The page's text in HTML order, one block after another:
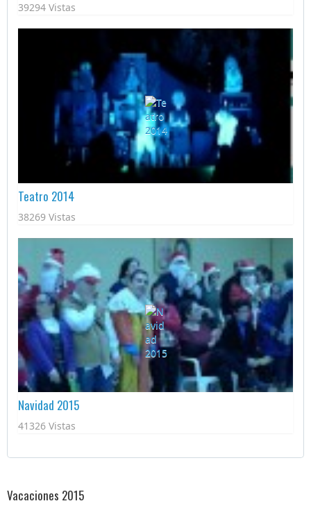
39294 Vistas
Teatro 2014
38269 Vistas
Navidad 2015
41326 Vistas
Vacaciones 2015